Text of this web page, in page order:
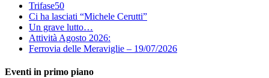
Trifase50
Ci ha lasciati “Michele Cerutti”
Un grave lutto…
Attività Agosto 2026:
Ferrovia delle Meraviglie – 19/07/2026
Eventi in primo piano